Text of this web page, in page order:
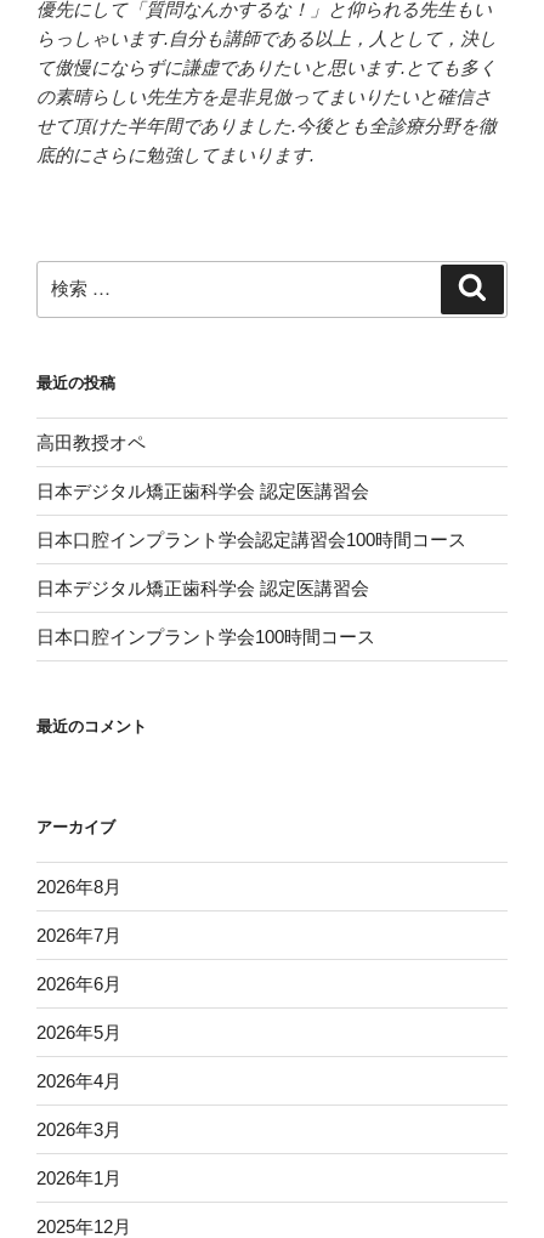
優先にして「質問なんかするな！」と仰られる先生もい
らっしゃいます.自分も講師である以上，人として，決し
て傲慢にならずに謙虚でありたいと思います.とても多く
の素晴らしい先生方を是非見倣ってまいりたいと確信さ
せて頂けた半年間でありました.今後とも全診療分野を徹
底的にさらに勉強してまいります.
索:
最近の投稿
高田教授オペ
日本デジタル矯正歯科学会 認定医講習会
日本口腔インプラント学会認定講習会100時間コース
日本デジタル矯正歯科学会 認定医講習会
日本口腔インプラント学会100時間コース
最近のコメント
アーカイブ
2026年8月
2026年7月
2026年6月
2026年5月
2026年4月
2026年3月
2026年1月
2025年12月